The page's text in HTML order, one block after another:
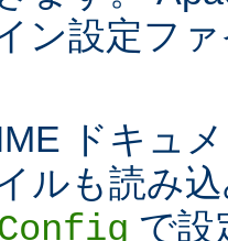
ン設定フ
ドキュ
ルも読み
で設